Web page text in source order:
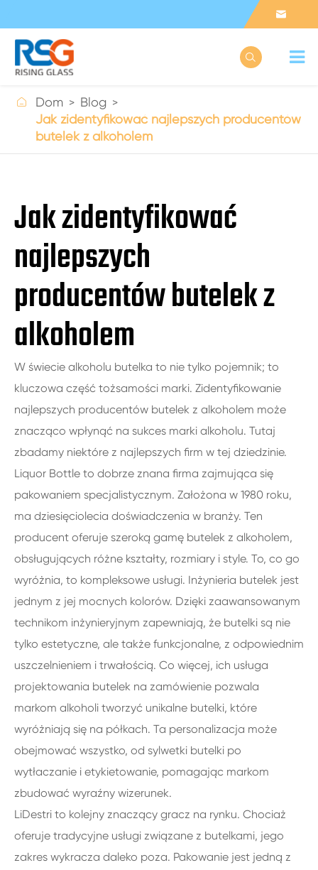


 Dom
Blog
Jak zidentyfikować najlepszych producentów
butelek z alkoholem
Jak zidentyfikować
najlepszych
producentów butelek z
alkoholem
W świecie alkoholu butelka to nie tylko pojemnik; to
kluczowa część tożsamości marki. Zidentyfikowanie
najlepszych producentów butelek z alkoholem może
znacząco wpłynąć na sukces marki alkoholu. Tutaj
zbadamy niektóre z najlepszych firm w tej dziedzinie.
Liquor Bottle to dobrze znana firma zajmująca się
pakowaniem specjalistycznym. Założona w 1980 roku,
ma dziesięciolecia doświadczenia w branży. Ten
producent oferuje szeroką gamę butelek z alkoholem,
obsługujących różne kształty, rozmiary i style. To, co go
wyróżnia, to kompleksowe usługi. Inżynieria butelek jest
jednym z jej mocnych kolorów. Dzięki zaawansowanym
technikom inżynieryjnym zapewniają, że butelki są nie
tylko estetyczne, ale także funkcjonalne, z odpowiednim
uszczelnieniem i trwałością. Co więcej, ich usługa
projektowania butelek na zamówienie pozwala
markom alkoholi tworzyć unikalne butelki, które
wyróżniają się na półkach. Ta personalizacja może
obejmować wszystko, od sylwetki butelki po
wytłaczanie i etykietowanie, pomagając markom
zbudować wyraźny wizerunek.
LiDestri to kolejny znaczący gracz na rynku. Chociaż
oferuje tradycyjne usługi związane z butelkami, jego
zakres wykracza daleko poza. Pakowanie jest jedną z